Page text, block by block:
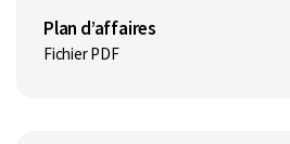
Plan d’affaires
Fichier PDF